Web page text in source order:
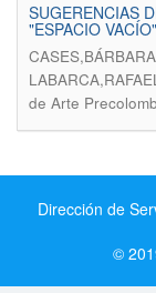
SUGERENCIAS
"ESPACIO
de Arte
Dirección de
©